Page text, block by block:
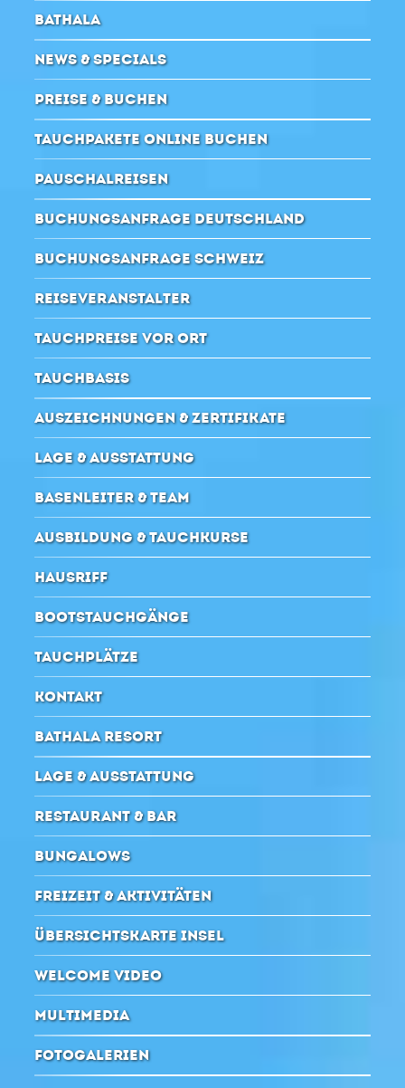
BATHALA
NEWS & SPECIALS
PREISE & BUCHEN
TAUCHPAKETE ONLINE BUCHEN
PAUSCHALREISEN
BUCHUNGSANFRAGE DEUTSCHLAND
BUCHUNGSANFRAGE SCHWEIZ
REISEVERANSTALTER
TAUCHPREISE VOR ORT
TAUCHBASIS
AUSZEICHNUNGEN & ZERTIFIKATE
LAGE & AUSSTATTUNG
BASENLEITER & TEAM
AUSBILDUNG & TAUCHKURSE
HAUSRIFF
BOOTSTAUCHGÄNGE
TAUCHPLÄTZE
KONTAKT
BATHALA RESORT
LAGE & AUSSTATTUNG
RESTAURANT & BAR
BUNGALOWS
FREIZEIT & AKTIVITÄTEN
ÜBERSICHTSKARTE INSEL
WELCOME VIDEO
MULTIMEDIA
FOTOGALERIEN